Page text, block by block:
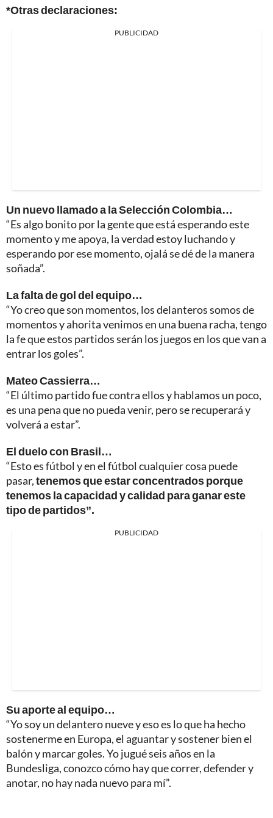
*Otras declaraciones:
PUBLICIDAD
Un nuevo llamado a la Selección Colombia…
“Es algo bonito por la gente que está esperando este
momento y me apoya, la verdad estoy luchando y
esperando por ese momento, ojalá se dé de la manera
soñada”.
La falta de gol del equipo…
“Yo creo que son momentos, los delanteros somos de
momentos y ahorita venimos en una buena racha, tengo
la fe que estos partidos serán los juegos en los que van a
entrar los goles”.
Mateo Cassierra…
“El último partido fue contra ellos y hablamos un poco,
es una pena que no pueda venir, pero se recuperará y
volverá a estar”.
El duelo con Brasil…
“Esto es fútbol y en el fútbol cualquier cosa puede
pasar,tenemos que estar concentrados porque
tenemos la capacidad y calidad para ganar este
tipo de partidos”.
PUBLICIDAD
Su aporte al equipo…
“Yo soy un delantero nueve y eso es lo que ha hecho
sostenerme en Europa, el aguantar y sostener bien el
balón y marcar goles. Yo jugué seis años en la
Bundesliga, conozco cómo hay que correr, defender y
anotar, no hay nada nuevo para mí”.